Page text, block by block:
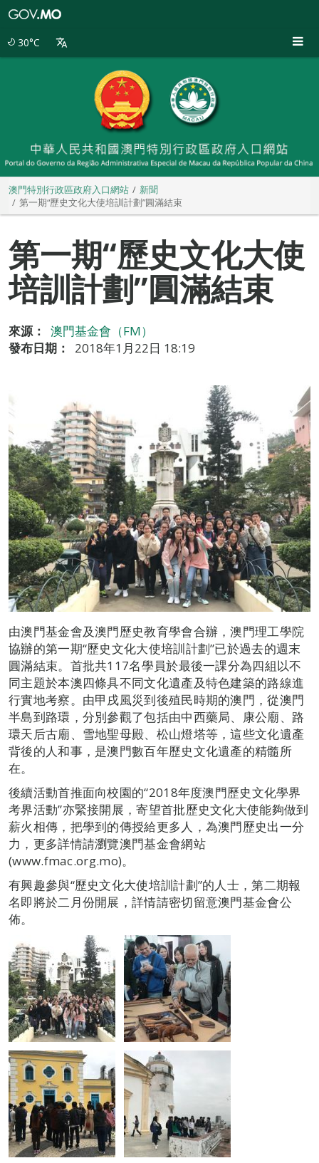
30°C
澳門特別行政區政府入口網站
新聞
第一期“歷史文化大使培訓計劃”圓滿結束
第一期“歷史文化大使
培訓計劃”圓滿結束
來源：
澳門基金會（FM）
發布日期：
2018年1月22日 18:19
由澳門基金會及澳門歷史教育學會合辦，澳門理工學院
協辦的第一期“歷史文化大使培訓計劃”已於過去的週末
圓滿結束。首批共117名學員於最後一課分為四組以不
同主題於本澳四條具不同文化遺產及特色建築的路線進
行實地考察。由甲戌風災到後殖民時期的澳門，從澳門
半島到路環，分別參觀了包括由中西藥局、康公廟、路
環天后古廟、雪地聖母殿、松山燈塔等，這些文化遺產
背後的人和事，是澳門數百年歷史文化遺產的精髓所
在。
後續活動首推面向校園的“2018年度澳門歷史文化學界
考界活動”亦緊接開展，寄望首批歷史文化大使能夠做到
薪火相傳，把學到的傳授給更多人，為澳門歷史出一分
力，更多詳情請瀏覽澳門基金會網站
(www.fmac.org.mo)。
有興趣參與“歷史文化大使培訓計劃”的人士，第二期報
名即將於二月份開展，詳情請密切留意澳門基金會公
佈。